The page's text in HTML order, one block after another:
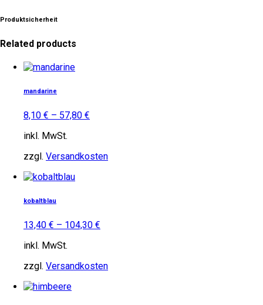
Produktsicherheit
Related products
Dieses
Varianten
auf.
können
der
mandarine
8,10 € – 57,80 €
inkl. MwSt.
zzgl. Versandkosten
Dieses
Varianten
auf.
können
kobaltblau
13,40 € – 104,30 €
inkl. MwSt.
zzgl. Versandkosten
Dieses